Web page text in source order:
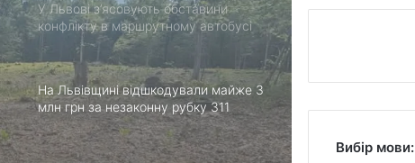
У Львові з’ясовують обставини
конфлікту в маршрутному автобусі
На Львівщині відшкодували майже 3
млн грн за незаконну рубку 311
дерев
Вибір мови: